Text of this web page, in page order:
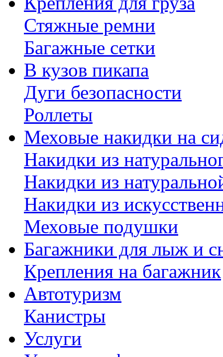
Стяжные ремни
Багажные сетки
В кузов пикапа
Дуги безопасности
Роллеты
Меховые накидки на
Накидки из
Накидки из
Накидки из
Меховые подушки
Багажники для лыж и
Крепления на багажник
Автотуризм
Канистры
Услуги